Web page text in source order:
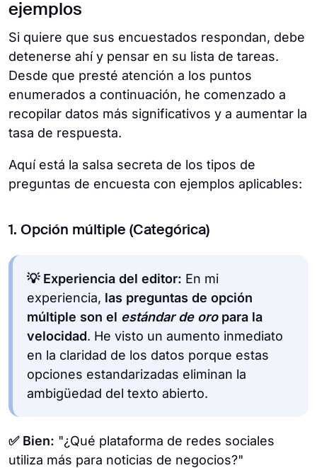
ejemplos
Si quiere que sus encuestados respondan, debe
detenerse ahí y pensar en su lista de tareas.
Desde que presté atención a los puntos
enumerados a continuación, he comenzado a
recopilar datos más significativos y a aumentar la
tasa de respuesta.
Aquí está la salsa secreta de los tipos de
preguntas de encuesta con ejemplos aplicables:
1. Opción múltiple (Categórica)
💡 Experiencia del editor: En mi
experiencia, las preguntas de opción
múltiple son el estándar de oropara la
velocidad. He visto un aumento inmediato
en la claridad de los datos porque estas
opciones estandarizadas eliminan la
ambigüedad del texto abierto.
✅ Bien: "¿Qué plataforma de redes sociales
utiliza más para noticias de negocios?"